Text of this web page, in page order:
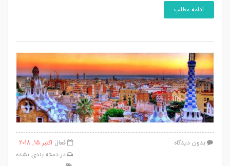
ادامه مطلب
فعال اکتبر 15, 2018
در دسته بندی نشده
بدون دیدگاه